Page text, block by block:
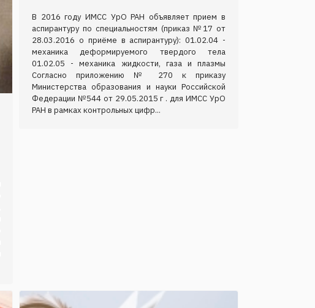
В 2016 году ИМСС УрО РАН объявляет прием в
аспирантуру по специальностям (приказ №17 от
28.03.2016 о приёме в аспирантуру): 01.02.04 -
механика деформируемого твердого тела
01.02.05 - механика жидкости, газа и плазмы
Согласно приложению № 270 к приказу
Министерства образования и науки Российской
Федерации №544 от 29.05.2015 г . для ИМСС УрО
РАН в рамках контрольных цифр...